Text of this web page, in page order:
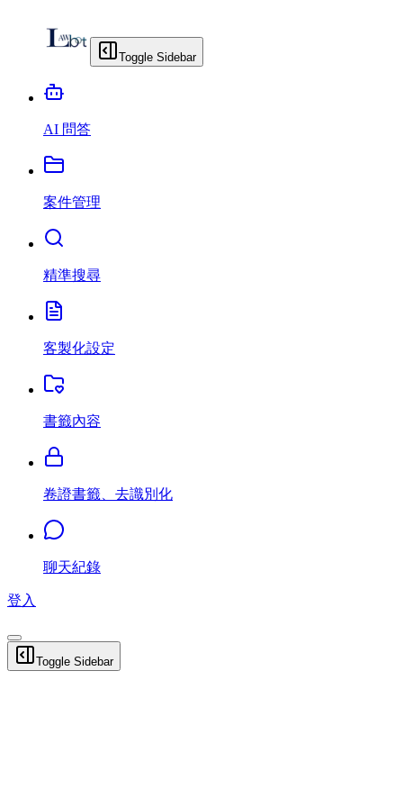
Toggle Sidebar
AI 問答
案件管理
精準搜尋
客製化設定
書籤內容
卷證書籤、去識別化
聊天紀錄
登入
Toggle Sidebar